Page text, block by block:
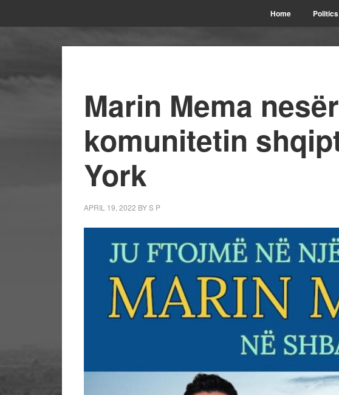
Home Politics
Marin Mema
komunitetin
York
APRIL 19, 2022 BYS P